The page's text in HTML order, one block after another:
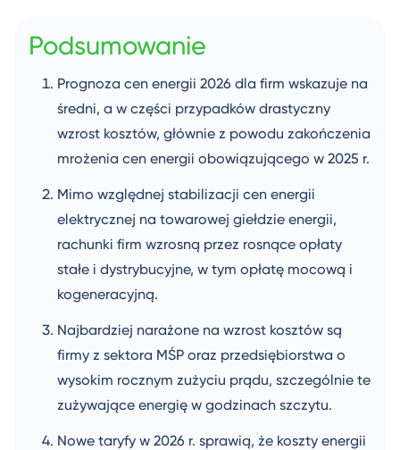
Podsumowanie
Prognoza cen energii 2026 dla firm wskazuje na
średni, a w części przypadków drastyczny
wzrost kosztów, głównie z powodu zakończenia
mrożenia cen energii obowiązującego w 2025 r.
Mimo względnej stabilizacji cen energii
elektrycznej na towarowej giełdzie energii,
rachunki firm wzrosną przez rosnące opłaty
stałe i dystrybucyjne, w tym opłatę mocową i
kogeneracyjną.
Najbardziej narażone na wzrost kosztów są
firmy z sektora MŚP oraz przedsiębiorstwa o
wysokim rocznym zużyciu prądu, szczególnie te
zużywające energię w godzinach szczytu.
Nowe taryfy w 2026 r. sprawią, że koszty energii